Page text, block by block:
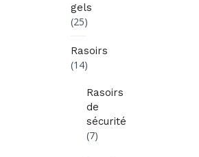
gels
(25)
Rasoirs
(14)
Rasoirs
de
sécurité
(7)